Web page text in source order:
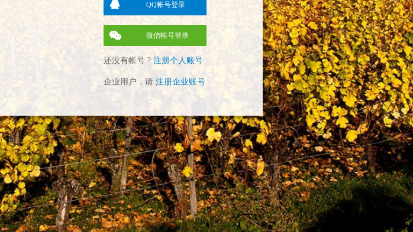
QQ帐号登录
微信帐号登录
还没有帐号 ? 注册个人账号
企业用户，请 注册企业账号